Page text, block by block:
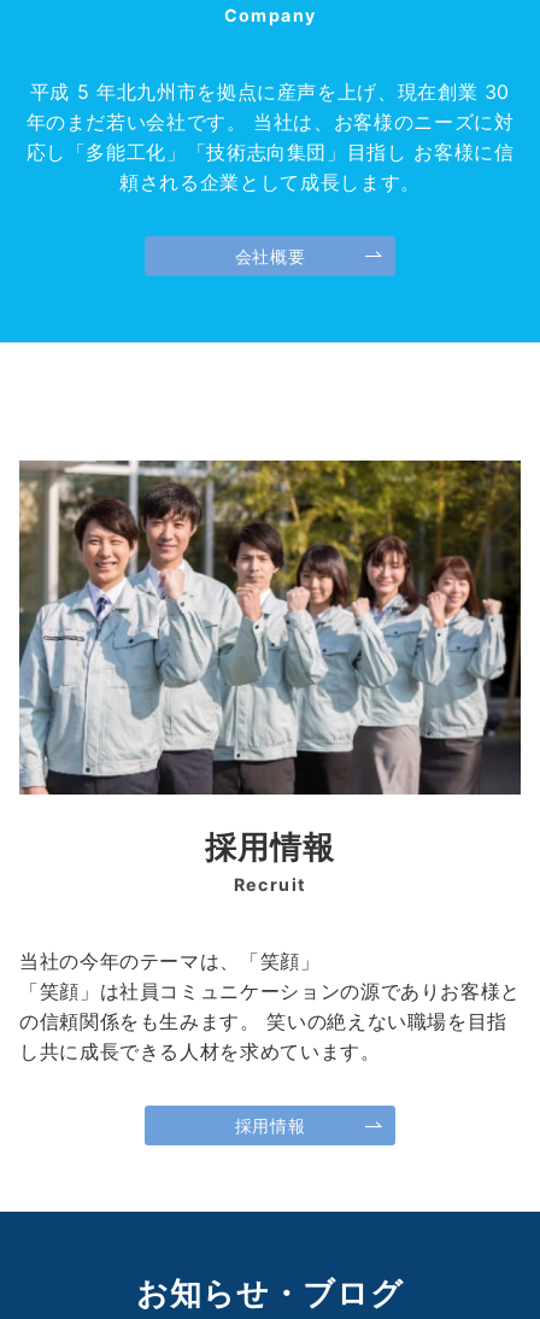
Company
平成 5 年北九州市を拠点に産声を上げ、現在創業 30
年のまだ若い会社です。 当社は、お客様のニーズに対
応し「多能工化」「技術志向集団」目指し お客様に信
頼される企業として成長します。
会社概要
採用情報
Recruit
当社の今年のテーマは、「笑顔」
「笑顔」は社員コミュニケーションの源でありお客様と
の信頼関係をも生みます。 笑いの絶えない職場を目指
し共に成長できる人材を求めています。
採用情報
お知らせ・ブログ